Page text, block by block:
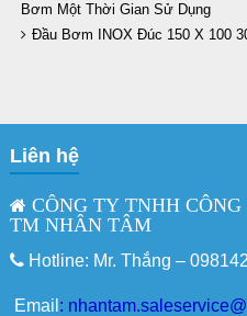
Bơm Một Thời Gian Sử Dụng
Đầu Bơm INOX Đúc 150 X 100
Liên hệ
CÔNG TY TNHH
TM NHÂN TÂM
Hotline: Mr. Thắng –
Email :